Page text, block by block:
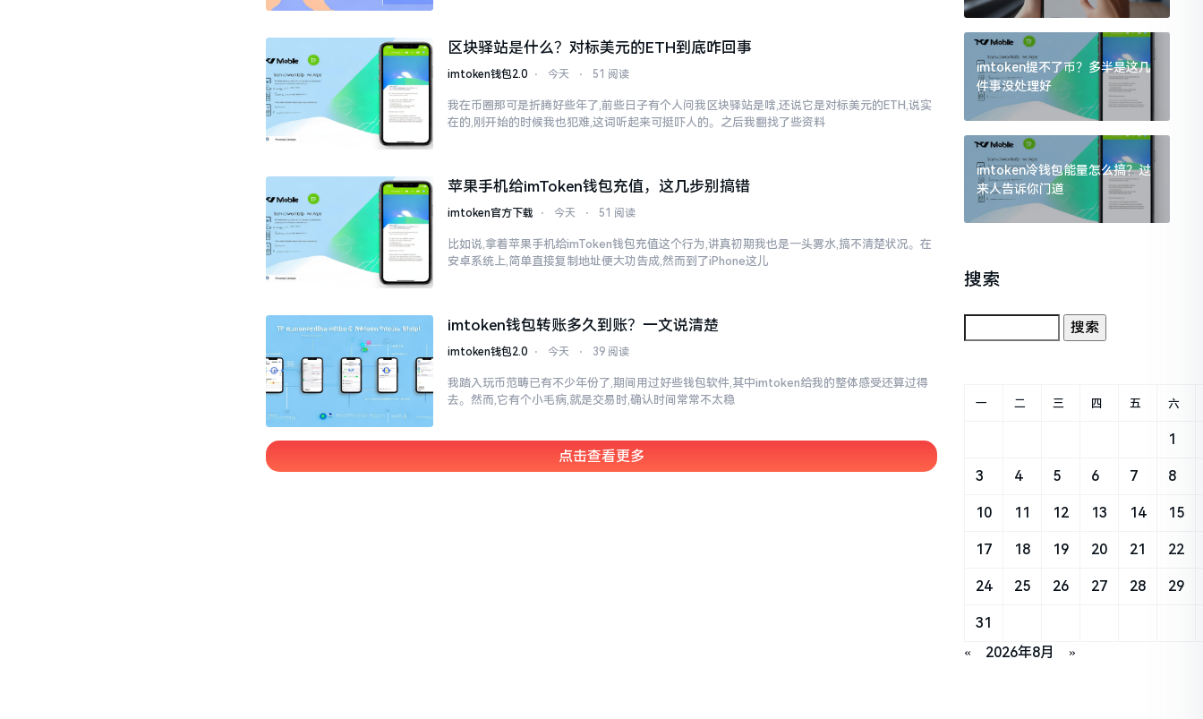
区块驿站是什么？对标美元的ETH到底咋回事
imtoken钱包2.0 ⋅ 今天 ⋅ 51 阅读
我在币圈那可是折腾好些年了,前些日子有个人问我区块驿站是啥,还说它是对标美元的ETH,说实
在的,刚开始的时候我也犯难,这词听起来可挺吓人的。之后我翻找了些资料
苹果手机给imToken钱包充值，这几步别搞错
imtoken官方下载 ⋅ 今天 ⋅ 51 阅读
比如说,拿着苹果手机给imToken钱包充值这个行为,讲真初期我也是一头雾水,搞不清楚状况。在
安卓系统上,简单直接复制地址便大功告成,然而到了iPhone这儿
imtoken钱包转账多久到账？一文说清楚
imtoken钱包2.0 ⋅ 今天 ⋅ 39 阅读
我踏入玩币范畴已有不少年份了,期间用过好些钱包软件,其中imtoken给我的整体感受还算过得
去。然而,它有个小毛病,就是交易时,确认时间常常不太稳
点击查看更多
imtoken提不了币？多半是这几
件事没处理好
imtoken冷钱包能量怎么搞？过
来人告诉你门道
搜索
« 2026年8月 »
一 二 三 四 五 六
1
3 4 5 6 7 8
10 11 12 13 14 15
17 18 19 20 21 22
24 25 26 27 28 29
31